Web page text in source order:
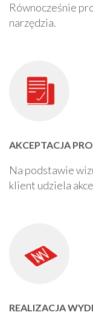
Równocześnie
narzędzia.
AKCEPTACJA
Na podstawie
klient udziela
REALIZACJA